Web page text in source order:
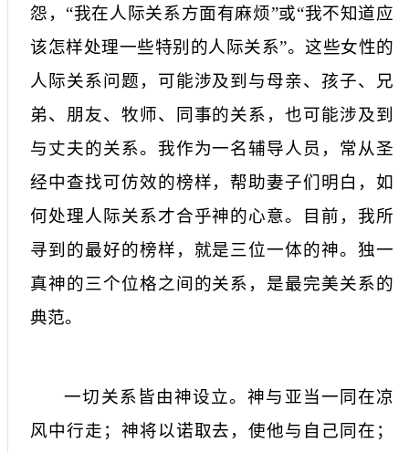
怨，“我在人际关系方面有麻烦”或“我不知道应
该怎样处理一些特别的人际关系”。这些女性的
人际关系问题，可能涉及到与母亲、孩子、兄
弟、朋友、牧师、同事的关系，也可能涉及到
与丈夫的关系。我作为一名辅导人员，常从圣
经中查找可仿效的榜样，帮助妻子们明白，如
何处理人际关系才合乎神的心意。目前，我所
寻到的最好的榜样，就是三位一体的神。独一
真神的三个位格之间的关系，是最完美关系的
典范。
一切关系皆由神设立。神与亚当一同在凉
风中行走；神将以诺取去，使他与自己同在；